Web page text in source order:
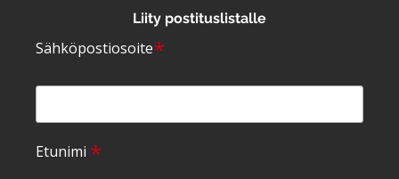
Liity postituslistalle
Sähköpostiosoite*
Etunimi *